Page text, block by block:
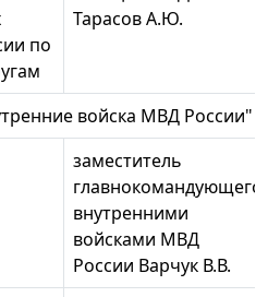
по
Тарасов А.Ю.
войска МВД России"
заместитель
главнокомандующего
внутренними
войсками МВД
России Варчук В.В.